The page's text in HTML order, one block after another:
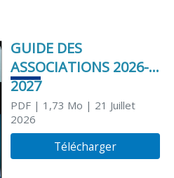
GUIDE DES
ASSOCIATIONS 2026-
2027
PDF| 1,73 Mo | 21 Juillet
2026
Télécharger